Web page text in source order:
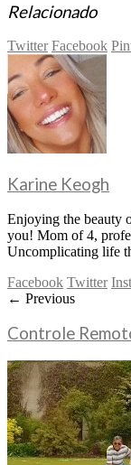
Relacionado
Twitter Facebook
Karine Keogh
Enjoying the beauty
you! Mom of 4,
Uncomplicating life
Facebook Twitter
← Previous
Controle